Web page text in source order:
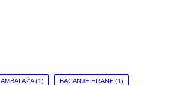
AMBALAŽA(1) BACANJE HRANE (1)